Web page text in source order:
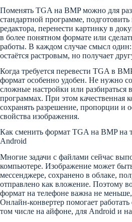
Поменять TGA на BMP можно для
стандартной программе,
редактора, перенести картинку в
в более понятном формате или
работы. В каждом случае смысл
остаётся растровым, но получает
Когда требуется перевести TGA в
формат особенно удобен. Не нужно
сложные настройки или разбираться
программах. При этом качественная
сохранять разрешение, пропорции и
свойства изображения.
Как сменить формат TGA на BMP на
Android
Многие задачи с файлами сейчас
компьютере. Изображение может
мессенджере, сохранено в облаке,
отправлено как вложение. Поэтому
формат на телефоне важна не
Онлайн-конвертер помогает
том числе на айфоне, для Android и